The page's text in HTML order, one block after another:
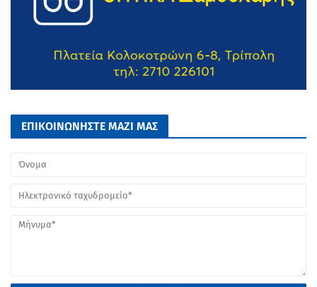
ΕΠΙΚΟΙΝΩΝΗΣΤΕ ΜΑΖΙ ΜΑΣ